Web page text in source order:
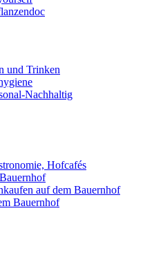
und Trinken
Nachhaltig
Hofcafés
auf dem Bauernhof
Bauernhof